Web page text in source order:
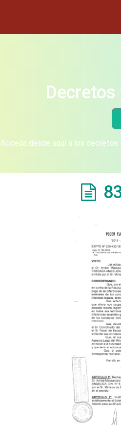
Acceda desde aquí a los